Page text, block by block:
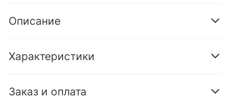
Описание
Характеристики
Заказ и оплата